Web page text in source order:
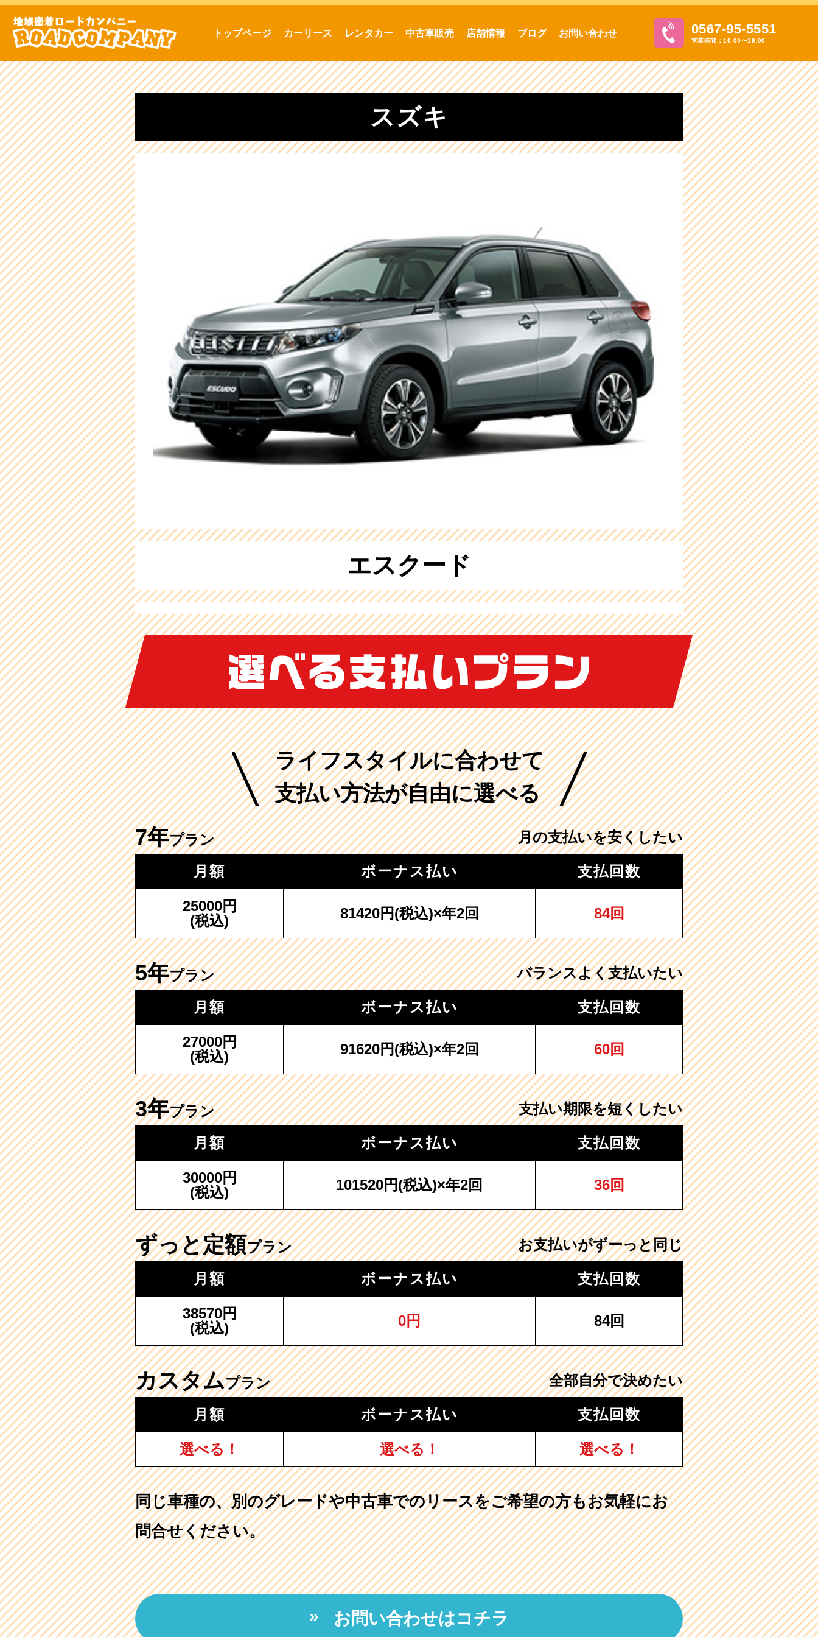
トップページ カーリース レンタカー 中古車販売 店舗情報 ブログ お問い合わせ 0567-95-5551
営業時間：10:00〜19:00
スズキ
エスクード
ライフスタイルに合わせて
支払い方法が自由に選べる
7年プラン 月の支払いを安くしたい
月額 ボーナス払い 支払回数
25000円
(税込)
81420円(税込)×年2回 84回
5年プラン バランスよく支払いたい
月額 ボーナス払い 支払回数
27000円
(税込)
91620円(税込)×年2回 60回
3年プラン 支払い期限を短くしたい
月額 ボーナス払い 支払回数
30000円
(税込)
101520円(税込)×年2回 36回
ずっと定額プラン お支払いがずーっと同じ
月額 ボーナス払い 支払回数
38570円
(税込)
0円 84回
カスタムプラン 全部自分で決めたい
月額 ボーナス払い 支払回数
選べる！ 選べる！ 選べる！
同じ車種の、別のグレードや中古車でのリースをご希望の方もお気軽にお
問合せください。
お問い合わせはコチラ